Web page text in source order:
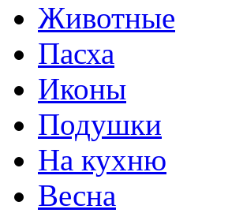
Животные
Пасха
Иконы
Подушки
На кухню
Весна